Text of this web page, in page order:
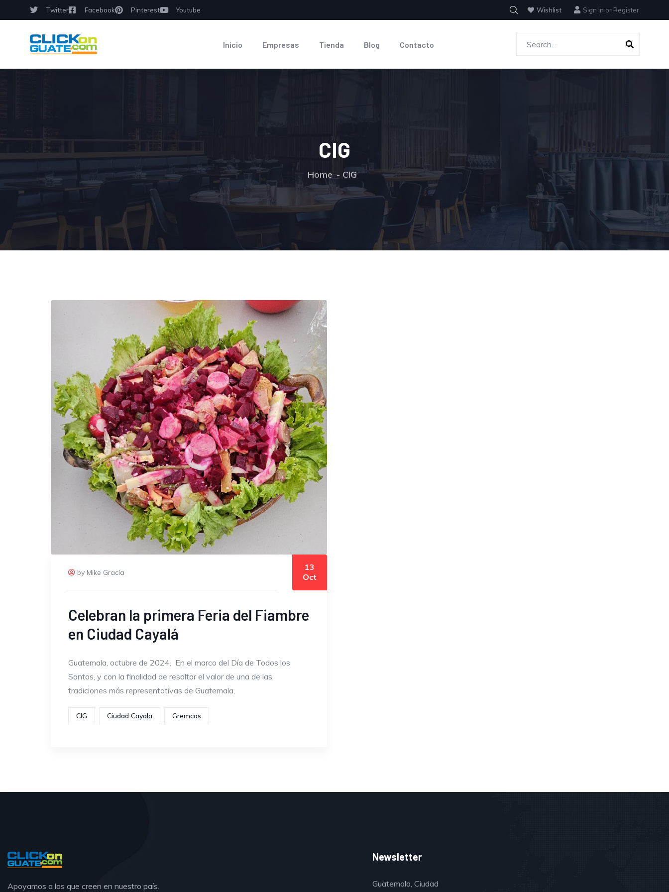
Twitter Facebook Pinterest Youtube Wishlist Sign in or Register
Inicio Empresas Tienda Blog Contacto
CIG
Home CIG
by Mike Gracía
13
Oct
Celebran la primera Feria del Fiambre
en Ciudad Cayalá
Guatemala, octubre de 2024. En el marco del Día de Todos los
Santos, y con la finalidad de resaltar el valor de una de las
tradiciones más representativas de Guatemala,
CIG Ciudad Cayala Gremcas
Apoyamos a los que creen en nuestro país.
Newsletter
Guatemala, Ciudad